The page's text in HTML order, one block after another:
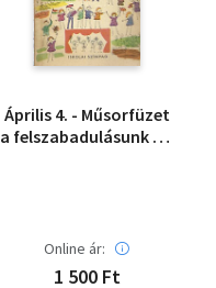
Április 4. - Műsorfüzet
a felszabadulásunk 25.
Online ár:
1 500 Ft